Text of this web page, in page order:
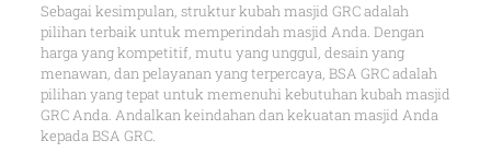
Sebagai kesimpulan, struktur kubah masjid GRC adalah
pilihan terbaik untuk memperindah masjid Anda. Dengan
harga yang kompetitif, mutu yang unggul, desain yang
menawan, dan pelayanan yang terpercaya, BSA GRC adalah
pilihan yang tepat untuk memenuhi kebutuhan kubah masjid
GRC Anda. Andalkan keindahan dan kekuatan masjid Anda
kepada BSA GRC.